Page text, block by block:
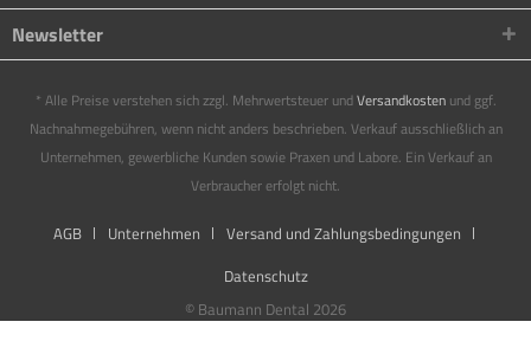
Newsletter
* Alle Preise verstehen sich zzgl. Mehrwertsteuer undVersandkostenund ggf.
Nachnahmegebühren, wenn nicht anders beschrieben. Verkauf ausschließlich an
Unternehmen, gewerbliche Kunden sowie Praxen und Labore. Ein Verkauf an
Verbraucher erfolgt nicht.
AGB Unternehmen
Versand und Zahlungsbedingungen
Datenschutz
© Baumann Dental 2026